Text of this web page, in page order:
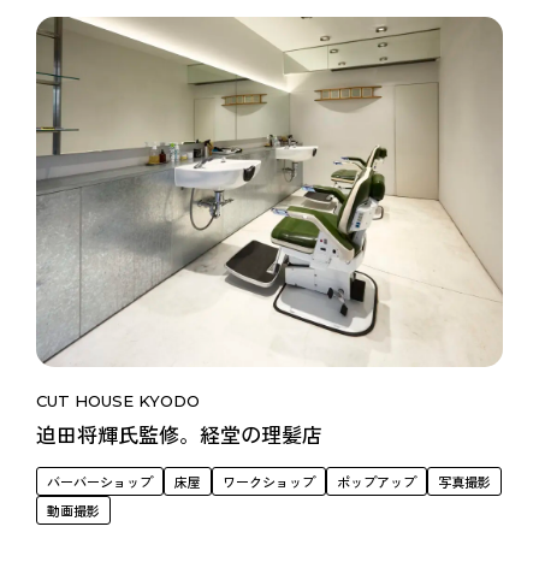
CUT HOUSE KYODO
迫田将輝氏監修。経堂の理髪店
バーバーショップ 床屋 ワークショップ ポップアップ
写真撮影
動画撮影